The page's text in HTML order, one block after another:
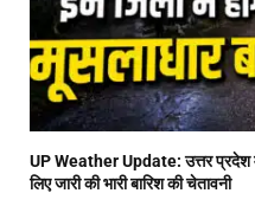
UP Weather Update: उत्तर प्रदेश
लिए जारी की भारी बारिश की चेतावनी